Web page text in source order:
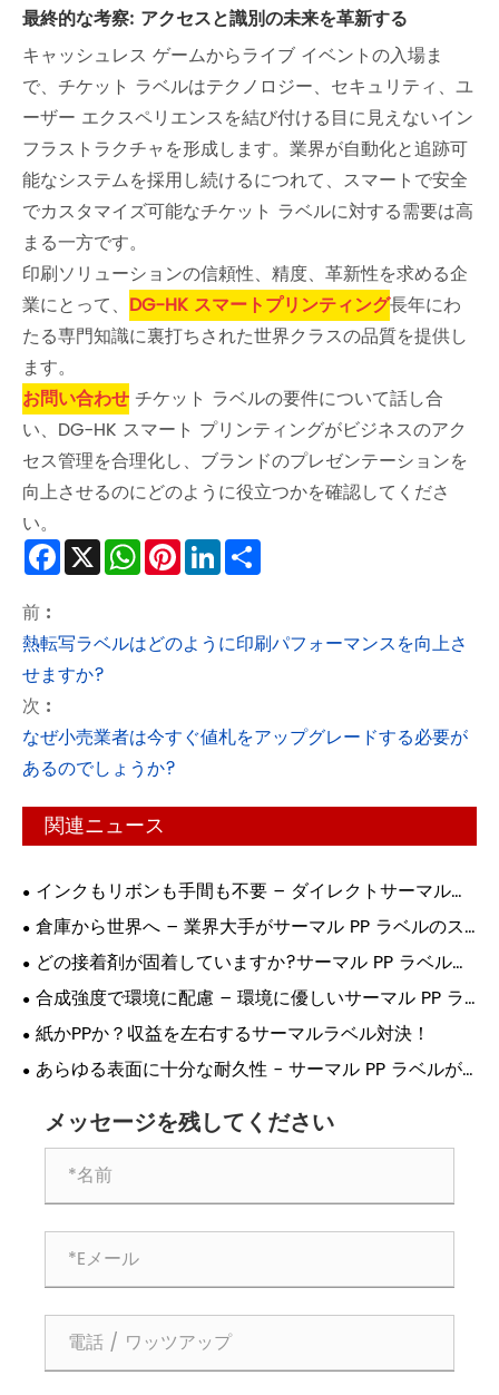
最終的な考察: アクセスと識別の未来を革新する
キャッシュレス ゲームからライブ イベントの入場ま
で、チケット ラベルはテクノロジー、セキュリティ、ユ
ーザー エクスペリエンスを結び付ける目に見えないイン
フラストラクチャを形成します。業界が自動化と追跡可
能なシステムを採用し続けるにつれて、スマートで安全
でカスタマイズ可能なチケット ラベルに対する需要は高
まる一方です。
印刷ソリューションの信頼性、精度、革新性を求める企
業にとって、 DG-HK スマートプリンティング長年にわ
たる専門知識に裏打ちされた世界クラスの品質を提供し
ます。
お問い合わせ チケット ラベルの要件について話し合
い、DG-HK スマート プリンティングがビジネスのアク
セス管理を合理化し、ブランドのプレゼンテーションを
向上させるのにどのように役立つかを確認してくださ
い。
Facebook
X WhatsApp
Pinterest
LinkedIn
前 :
熱転写ラベルはどのように印刷パフォーマンスを向上さ
せますか?
次 :
なぜ小売業者は今すぐ値札をアップグレードする必要が
あるのでしょうか?
関連ニュース
インクもリボンも手間も不要 – ダイレクトサーマルラ
ベルが印刷に革命を起こす理由!
倉庫から世界へ – 業界大手がサーマル PP ラベルのス
マート印刷に依存する理由!
どの接着剤が固着していますか?サーマル PP ラベル接
着の究極ガイド!
合成強度で環境に配慮 – 環境に優しいサーマル PP ラ
ベルがついに登場!
紙かPPか？収益を左右するサーマルラベル対決！
あらゆる表面に十分な耐久性 - サーマル PP ラベルが
メッセージを残してください